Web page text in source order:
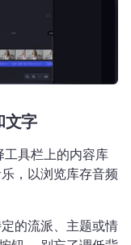
文字
工具栏上的内容库
，以浏览库存音频
的流派、主题或情